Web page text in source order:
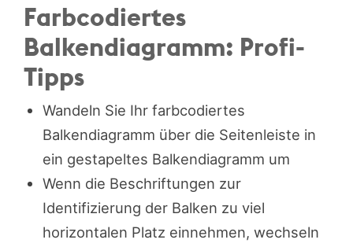
Farbcodiertes
Balkendiagramm: Profi-
Tipps
Wandeln Sie Ihr farbcodiertes
Balkendiagramm über die Seitenleiste in
ein gestapeltes Balkendiagramm um
Wenn die Beschriftungen zur
Identifizierung der Balken zu viel
horizontalen Platz einnehmen, wechseln